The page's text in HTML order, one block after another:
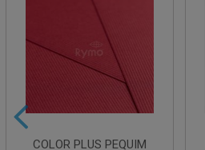
COLOR PLUS PEQUIM